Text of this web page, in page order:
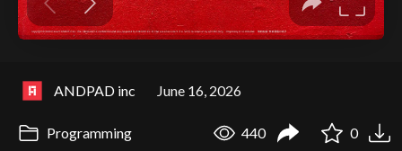
ANDPAD inc June 16, 2026
Programming 440 0